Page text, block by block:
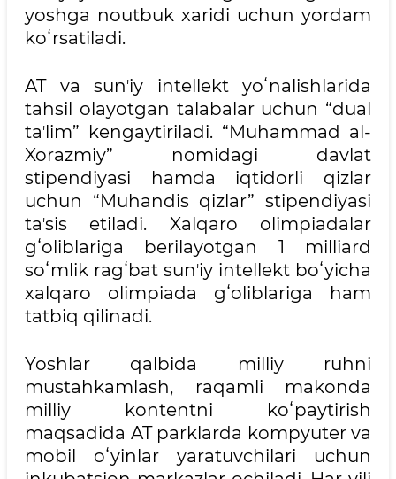
yoshga noutbuk xaridi uchun yordam
koʻrsatiladi.
AT va sunʼiy intellekt yoʻnalishlarida
tahsil olayotgan talabalar uchun “dual
taʼlim” kengaytiriladi. “Muhammad al-
Xorazmiy” nomidagi davlat
stipendiyasi hamda iqtidorli qizlar
uchun “Muhandis qizlar” stipendiyasi
taʼsis etiladi. Xalqaro olimpiadalar
gʻoliblariga berilayotgan 1 milliard
soʻmlik ragʻbat sunʼiy intellekt boʻyicha
xalqaro olimpiada gʻoliblariga ham
tatbiq qilinadi.
Yoshlar qalbida milliy ruhni
mustahkamlash, raqamli makonda
milliy kontentni koʻpaytirish
maqsadida AT parklarda kompyuter va
mobil oʻyinlar yaratuvchilari uchun